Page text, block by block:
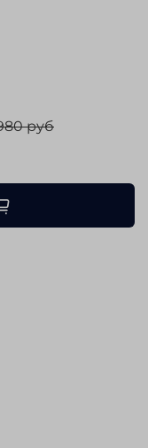
руб